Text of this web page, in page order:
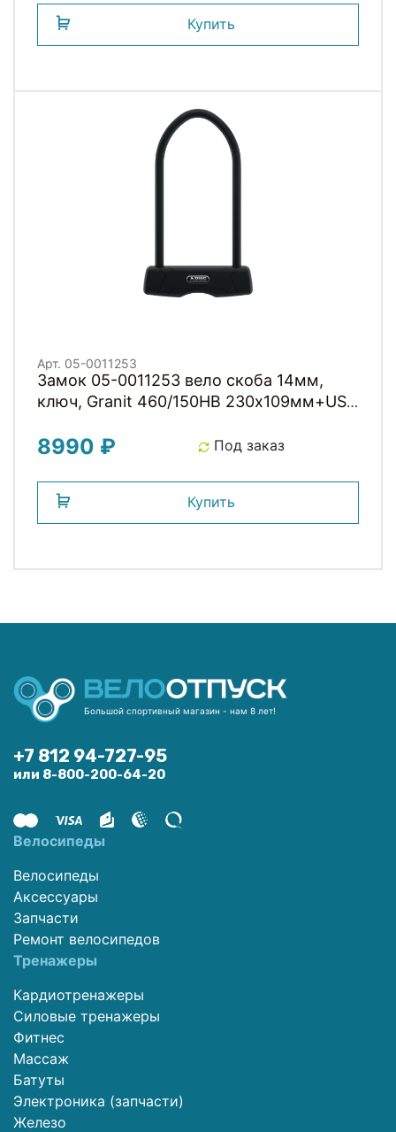
Купить
Арт. 05-0011253
Замок 05-0011253 вело скоба 14мм,
ключ, Granit 460/150HB 230х109мм+US
черный ABUS
8990 ₽ Под заказ
Купить
Большой спортивный магазин - нам 8 лет!
+7 812 94-727-95
или 8-800-200-64-20
Велосипеды
Велосипеды
Аксессуары
Запчасти
Ремонт велосипедов
Тренажеры
Кардиотренажеры
Силовые тренажеры
Фитнес
Массаж
Батуты
Электроника (запчасти)
Железо